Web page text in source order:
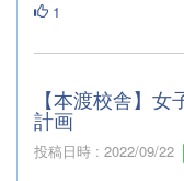
1
【本渡校舎】
計画
投稿日時 : 2022/09/22